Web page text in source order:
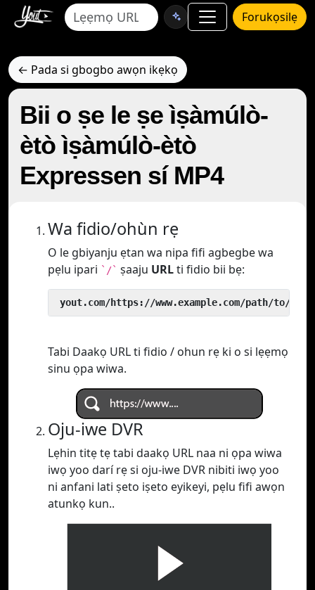
Forukọsilẹ
← Pada si gbogbo awọn ikẹkọ
Bii o ṣe le ṣe ìṣàmúlò-
ètò ìṣàmúlò-ètò
Expressen sí MP4
Wa fidio/ohùn rẹ
O le gbiyanju ẹtan wa nipa fifi agbegbe wa
pẹlu ipari `/` ṣaaju URLti fidio bii bẹ:
yout.com/https://www.example.com/path/to/
Tabi Daakọ URL ti fidio / ohun rẹ ki o si lẹẹmọ
sinu ọpa wiwa.
Oju-iwe DVR
Lẹhin titẹ tẹ tabi daakọ URL naa ni ọpa wiwa
iwọ yoo darí rẹ si oju-iwe DVR nibiti iwọ yoo
ni anfani lati ṣeto iṣeto eyikeyi, pẹlu fifi awọn
atunkọ kun..